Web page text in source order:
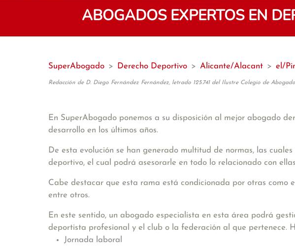
ABOGADOS EXPERTOS EN
SuperAbogado > Derecho Deportivo > Alicante/Alacant > el/
Redacción de D. Diego Fernández Fernández, letrado 125.741 del Ilustre Colegio de
En SuperAbogado ponemos a su disposición al mejor abogado
desarrollo en los últimos años.
De esta evolución se han generado multitud de normas, las
deportivo, el cual podrá asesorarle en todo lo relacionado con
Cabe destacar que esta rama está condicionada por otras
entre otros.
En este sentido, un abogado especialista en esta área podrá
deportista profesional y el club o la federación al que pertenece.
Jornada laboral